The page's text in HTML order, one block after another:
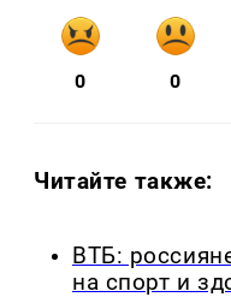
0 0
Читайте также:
ВТБ:
на спорт и